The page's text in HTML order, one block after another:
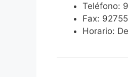
Teléfono:
Fax:
Horario: